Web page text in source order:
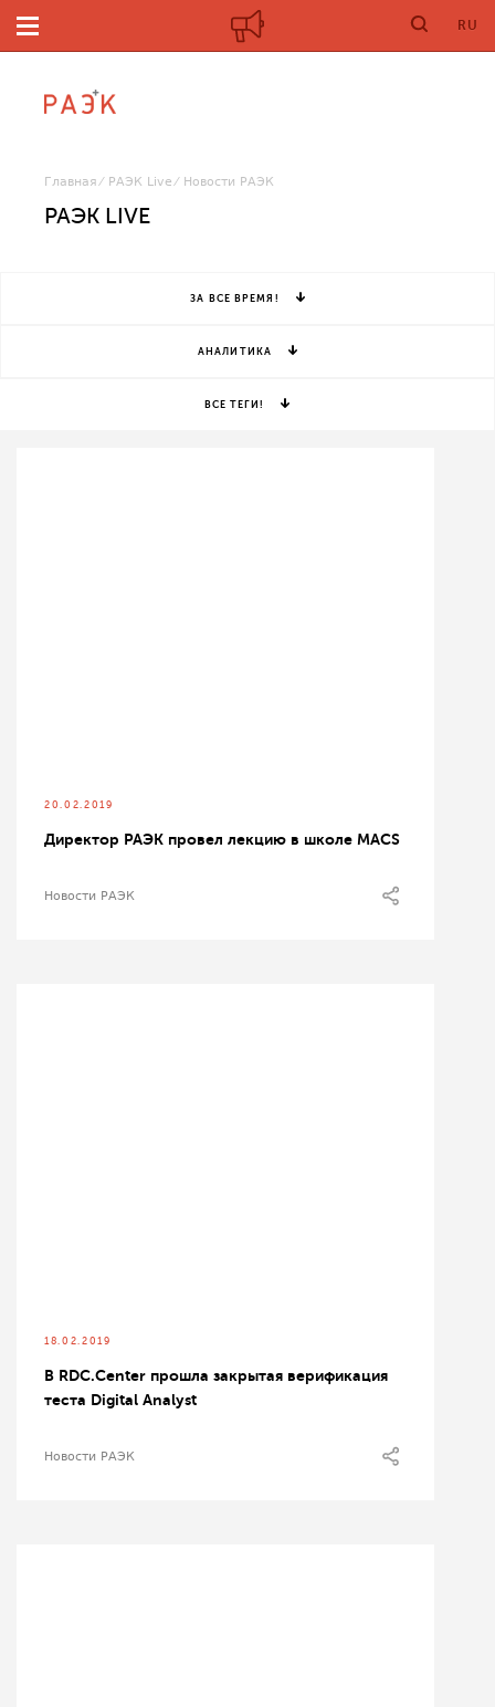
RU
Главная РАЭК Live Новости РАЭК
РАЭК LIVE
ЗА ВСЕ ВРЕМЯ!
АНАЛИТИКА
ВСЕ ТЕГИ!
20.02.2019
Директор РАЭК провел лекцию в школе MACS
Новости РАЭК
18.02.2019
В RDC.Center прошла закрытая верификация
теста Digital Analyst
Новости РАЭК